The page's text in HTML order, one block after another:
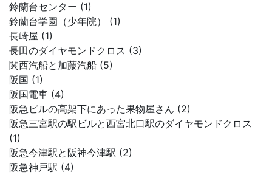
鈴蘭台センター (1)
鈴蘭台学園（少年院） (1)
長崎屋 (1)
長田のダイヤモンドクロス (3)
関西汽船と加藤汽船 (5)
阪国 (1)
阪国電車 (4)
阪急ビルの高架下にあった果物屋さん (2)
阪急三宮駅の駅ビルと西宮北口駅のダイヤモンドクロス
(1)
阪急今津駅と阪神今津駅 (2)
阪急神戸駅 (4)